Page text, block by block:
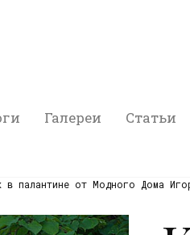
Галереи Статьи
в палантине от Модного Дома